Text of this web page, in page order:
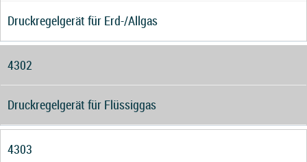
Druckregelgerät für Erd-/Allgas
4302
Druckregelgerät für Flüssiggas
4303